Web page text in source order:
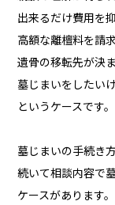
出来るだけ費用を
高額な離檀料を請
遺骨の移転先が決
墓じまいをしたい
というケースです。
墓じまいの手続き
続いて相談内容で
ケースがあります。